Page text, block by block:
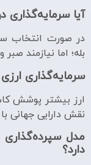
آیا
بله؛ اما نیازمند
سرمایه‌گذاری
ارز بیشتر پوشش
نقش دارایی جهانی با
مدل
دارد؟